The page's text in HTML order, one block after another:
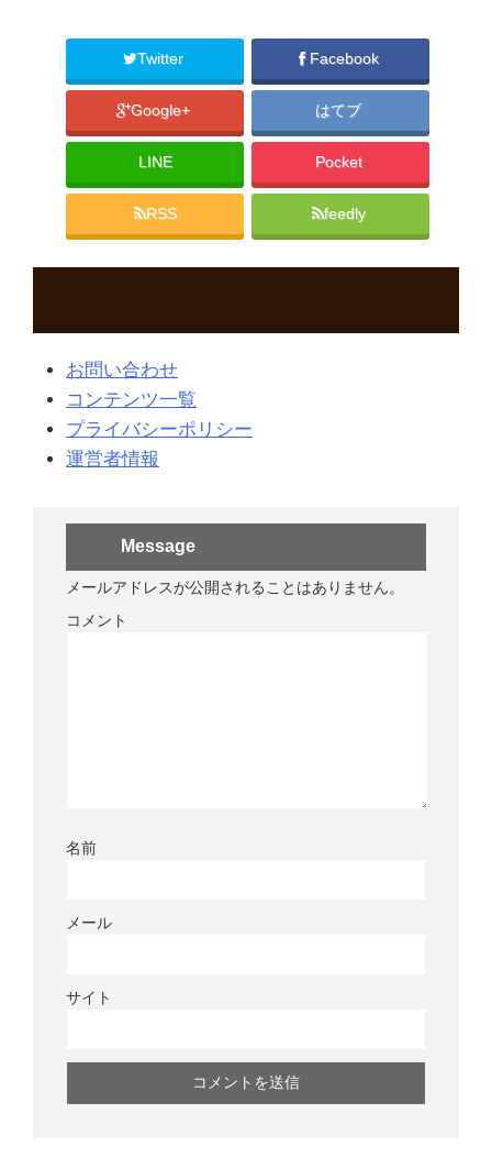
Twitter Facebook
Google+ はてブ
LINE Pocket
RSS feedly
お問い合わせ
コンテンツ一覧
プライバシーポリシー
運営者情報
Message
メールアドレスが公開されることはありません。
コメント
名前
メール
サイト